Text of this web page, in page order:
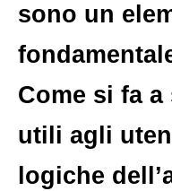
sono un
Come si fa
utili agli
logiche